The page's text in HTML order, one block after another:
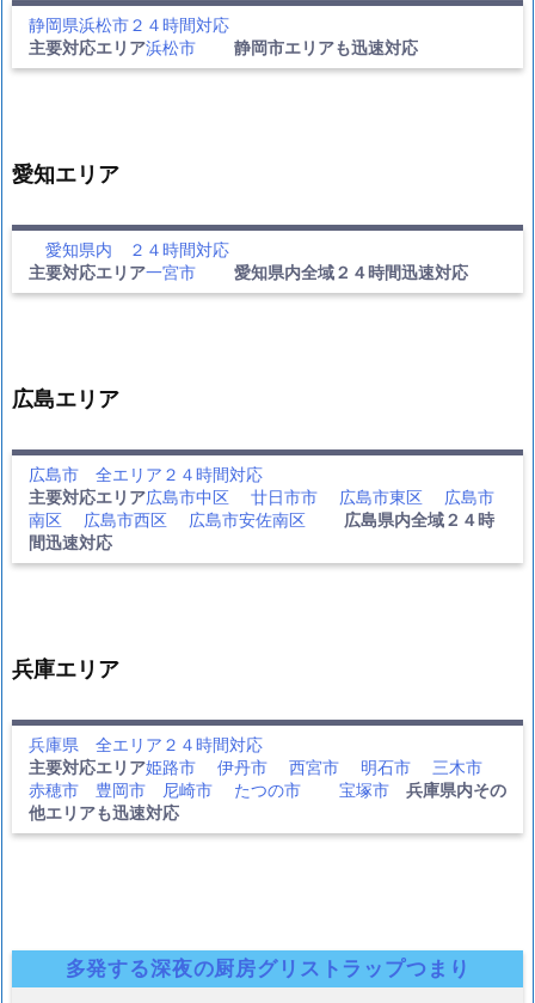
静岡県浜松市２４時間対応
主要対応エリア浜松市 静岡市エリアも迅速対応
愛知エリア
愛知県内 ２４時間対応
主要対応エリア一宮市 愛知県内全域２４時間迅速対応
広島エリア
広島市 全エリア２４時間対応
主要対応エリア広島市中区 廿日市市 広島市東区
広島市
南区
広島市西区 広島市安佐南区
広島県内全域２４時
間迅速対応
兵庫エリア
兵庫県 全エリア２４時間対応
主要対応エリア姫路市 伊丹市 西宮市 明石市
三木市
赤穂市
豊岡市 尼崎市 たつの市 宝塚市
兵庫県内その
他エリアも迅速対応
多発する深夜の厨房グリストラップつまり